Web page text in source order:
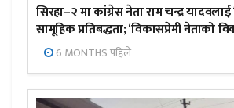
सिरहा–२ मा कांग्रेस नेता राम चन्द्र
सामूहिक प्रतिबद्धता; ‘विकासप्रेमी नेताको
6 MONTHS पहिले